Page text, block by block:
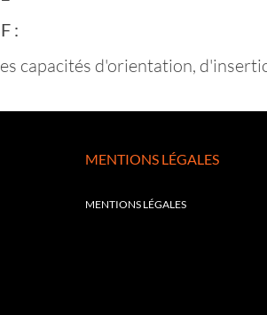
:
capacités d'orientation,
MENTIONS LÉGALES
MENTIONS LÉGALES